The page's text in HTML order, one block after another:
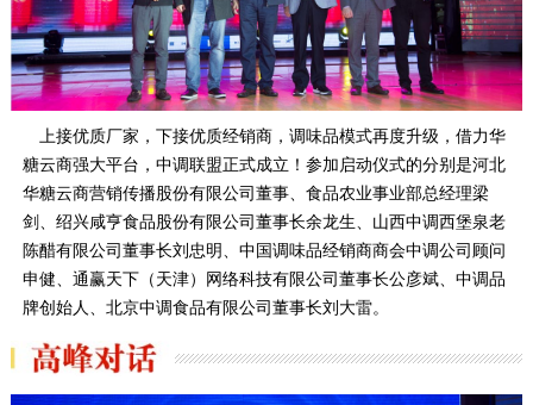
上接优质厂家，下接优质经销商，调味品模式再度升级，借力华
糖云商强大平台，中调联盟正式成立！参加启动仪式的分别是河北
华糖云商营销传播股份有限公司董事、食品农业事业部总经理梁
剑、绍兴咸亨食品股份有限公司董事长余龙生、山西中调西堡泉老
陈醋有限公司董事长刘忠明、中国调味品经销商商会中调公司顾问
申健、通赢天下（天津）网络科技有限公司董事长公彦斌、中调品
牌创始人、北京中调食品有限公司董事长刘大雷。